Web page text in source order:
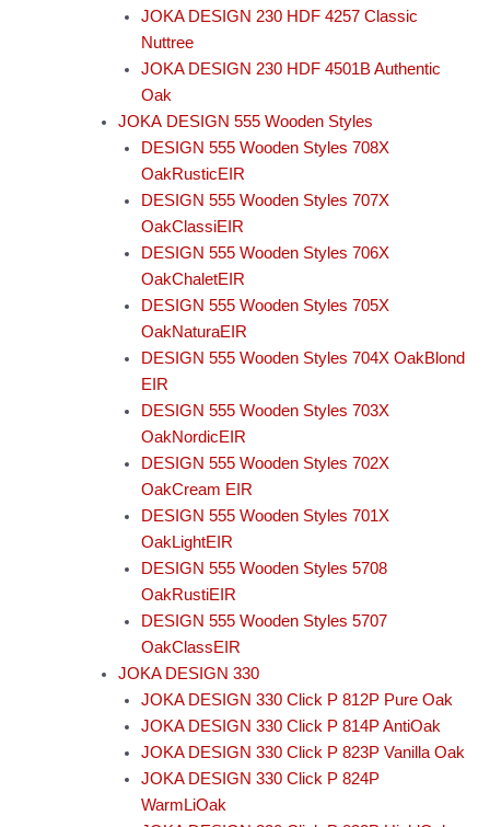
JOKA DESIGN 230 HDF 4257 Classic
Nuttree
JOKA DESIGN 230 HDF 4501B Authentic
Oak
JOKA DESIGN 555 Wooden Styles
DESIGN 555 Wooden Styles 708X
OakRusticEIR
DESIGN 555 Wooden Styles 707X
OakClassiEIR
DESIGN 555 Wooden Styles 706X
OakChaletEIR
DESIGN 555 Wooden Styles 705X
OakNaturaEIR
DESIGN 555 Wooden Styles 704X OakBlond
EIR
DESIGN 555 Wooden Styles 703X
OakNordicEIR
DESIGN 555 Wooden Styles 702X
OakCream EIR
DESIGN 555 Wooden Styles 701X
OakLightEIR
DESIGN 555 Wooden Styles 5708
OakRustiEIR
DESIGN 555 Wooden Styles 5707
OakClassEIR
JOKA DESIGN 330
JOKA DESIGN 330 Click P 812P Pure Oak
JOKA DESIGN 330 Click P 814P AntiOak
JOKA DESIGN 330 Click P 823P Vanilla Oak
JOKA DESIGN 330 Click P 824P
WarmLiOak